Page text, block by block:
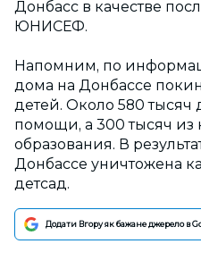
Донбасс в качестве
ЮНИСЕФ.
Напомним, по
дома на Донбассе
детей. Около 580 тысяч
помощи, а 300 тысяч из
образования. В
Донбассе уничтожена
детсад.
Додати Вгору як бажане джерело в